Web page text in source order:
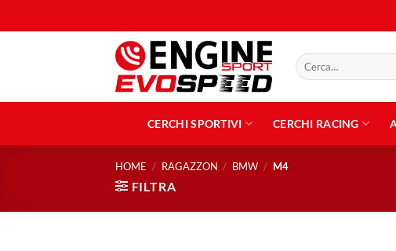
ai
Cerca:
CERCHI SPORTIVI CERCHI RACING
HOME / RAGAZZON / BMW / M4
FILTRA